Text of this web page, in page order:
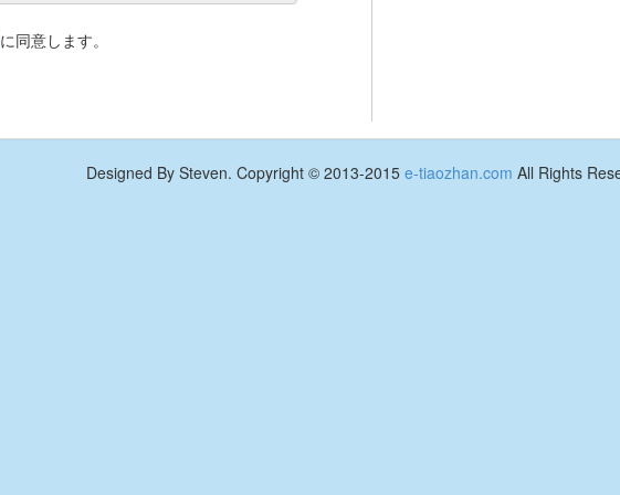
に同意します。
Designed By Steven. Copyright © 2013-2015 e-tiaozhan.com All Rights